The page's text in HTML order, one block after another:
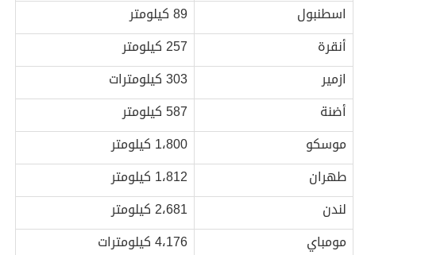
اسطنبول
89 كيلومتر
أنقرة
257 كيلومتر
ازمير
303 كيلومترات
أضنة
587 كيلومتر
موسكو
1،800 كيلومتر
طهران
1،812 كيلومتر
لندن
2،681 كيلومتر
مومباي
4،176 كيلومترات